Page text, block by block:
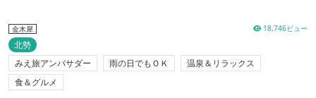
金木犀 18,746ビュー
北勢
みえ旅アンバサダー
雨の日でもＯＫ
温泉＆リラックス
食＆グルメ